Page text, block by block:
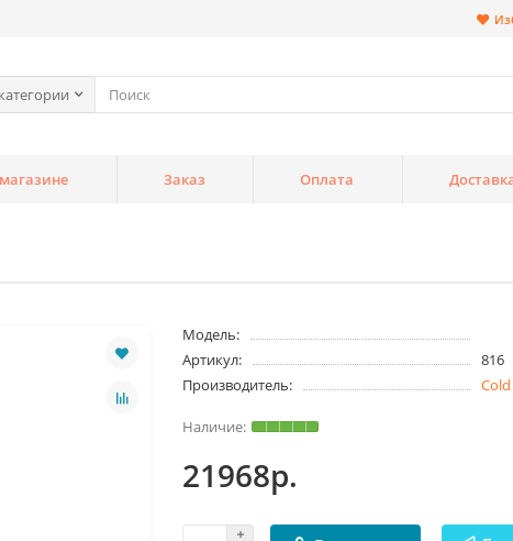
Заказ Оплата
Модель:
Артикул:
816
Производитель:
21968р.